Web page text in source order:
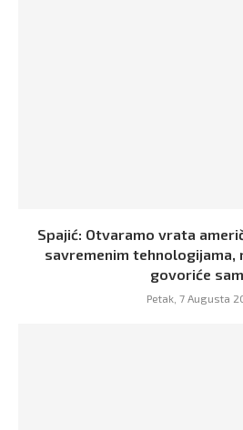
Spajić: Otvaramo vrata
savremenim
govoriće
Petak, 7 Augusta